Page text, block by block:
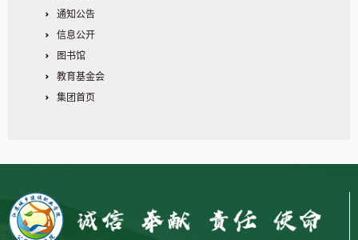
通知公告
信息公开
图书馆
教育基金会
集团首页